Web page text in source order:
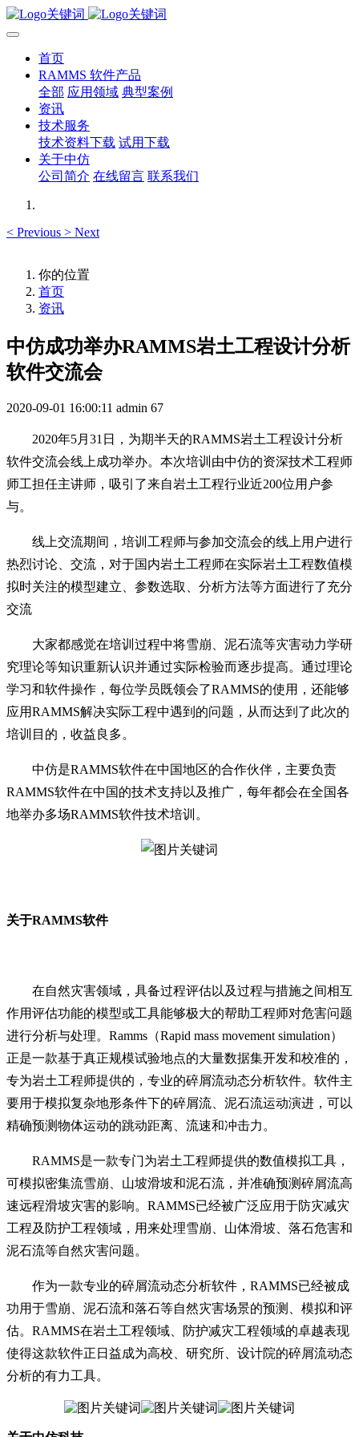
首页
RAMMS 软件产品
全部 应用领域 典型案例
资讯
技术服务
技术资料下载 试用下载
关于中仿
公司简介 在线留言 联系我们
< Previous > Next
你的位置
首页
资讯
中仿成功举办RAMMS岩土工程设计分析
软件交流会
2020-09-01 16:00:11 admin 67
2020年5月31日，为期半天的RAMMS岩土工程设计分析
软件交流会线上成功举办。本次培训由中仿的资深技术工程师
师工担任主讲师，吸引了来自岩土工程行业近200位用户参
与。
线上交流期间，培训工程师与参加交流会的线上用户进行
热烈讨论、交流，对于国内岩土工程师在实际岩土工程数值模
拟时关注的模型建立、参数选取、分析方法等方面进行了充分
交流
大家都感觉在培训过程中将雪崩、泥石流等灾害动力学研
究理论等知识重新认识并通过实际检验而逐步提高。通过理论
学习和软件操作，每位学员既领会了RAMMS的使用，还能够
应用RAMMS解决实际工程中遇到的问题，从而达到了此次的
培训目的，收益良多。
中仿是RAMMS软件在中国地区的合作伙伴，主要负责
RAMMS软件在中国的技术支持以及推广，每年都会在全国各
地举办多场RAMMS软件技术培训。
关于RAMMS软件
在自然灾害领域，具备过程评估以及过程与措施之间相互
作用评估功能的模型或工具能够极大的帮助工程师对危害问题
进行分析与处理。Ramms（Rapid mass movement simulation）
正是一款基于真正规模试验地点的大量数据集开发和校准的，
专为岩土工程师提供的，专业的碎屑流动态分析软件。软件主
要用于模拟复杂地形条件下的碎屑流、泥石流运动演进，可以
精确预测物体运动的跳动距离、流速和冲击力。
RAMMS是一款专门为岩土工程师提供的数值模拟工具，
可模拟密集流雪崩、山坡滑坡和泥石流，并准确预测碎屑流高
速远程滑坡灾害的影响。RAMMS已经被广泛应用于防灾减灾
工程及防护工程领域，用来处理雪崩、山体滑坡、落石危害和
泥石流等自然灾害问题。
作为一款专业的碎屑流动态分析软件，RAMMS已经被成
功用于雪崩、泥石流和落石等自然灾害场景的预测、模拟和评
估。RAMMS在岩土工程领域、防护减灾工程领域的卓越表现
使得这款软件正日益成为高校、研究所、设计院的碎屑流动态
分析的有力工具。